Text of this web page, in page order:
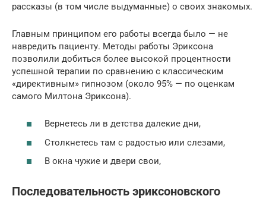
рассказы (в том числе выдуманные) о своих знакомых.
Главным принципом его работы всегда было — не
навредить пациенту. Методы работы Эриксона
позволили добиться более высокой процентности
успешной терапии по сравнению с классическим
«директивным» гипнозом (около 95% — по оценкам
самого Милтона Эриксона).
Вернетесь ли в детства далекие дни,
Столкнетесь там с радостью или слезами,
В окна чужие и двери свои,
Последовательность эриксоновского